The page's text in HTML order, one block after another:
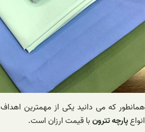
همانطور که می دانید یکی از مهمترین اهداف
انواعپارچه تترونبا قیمت ارزان است.